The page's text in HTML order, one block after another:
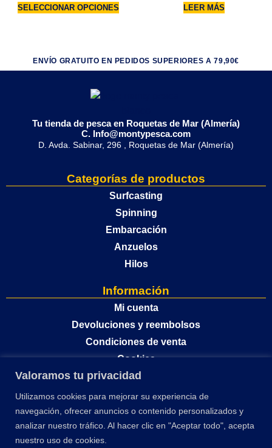
Valoramos tu privacidad
Utilizamos cookies para mejorar su experiencia de
navegación, ofrecer anuncios o contenido personalizados y
analizar nuestro tráfico. Al hacer clic en "Aceptar todo", acepta
nuestro uso de cookies.
SELECCIONAR OPCIONES LEER MÁS
ENVÍO GRATUITO EN PEDIDOS SUPERIORES A 79,90€
Tu tienda de pesca en Roquetas de Mar (Almería)
C. Info@montypesca.com
D. Avda. Sabinar, 296 , Roquetas de Mar (Almería)
Categorías de productos
Surfcasting
Spinning
Embarcación
Anzuelos
Hilos
Información
Mi cuenta
Devoluciones y reembolsos
Condiciones de venta
Cookies
Política de privacidad